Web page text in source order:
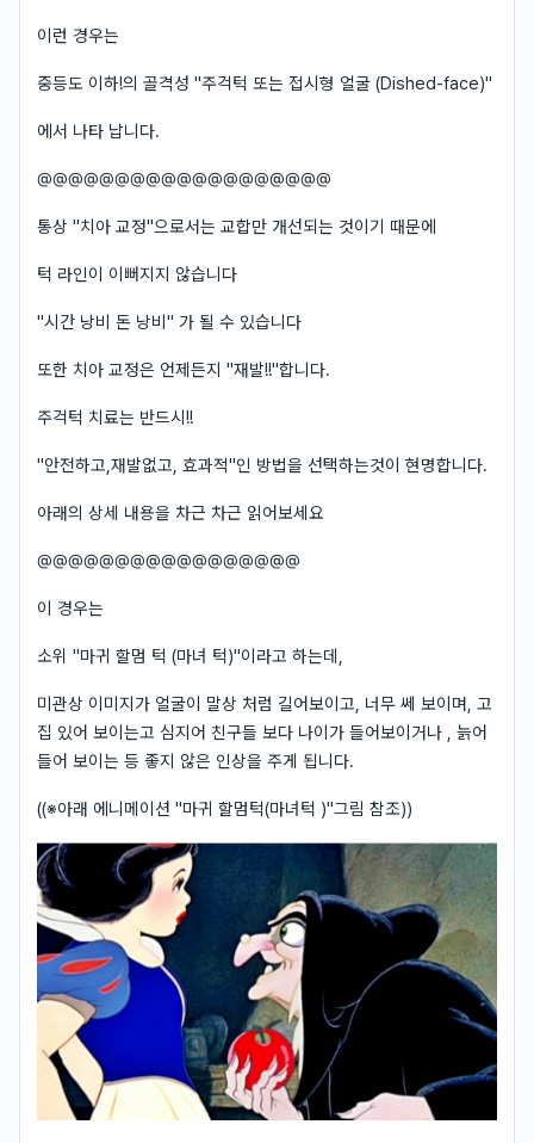
이런 경우는
중등도 이하!의 골격성 "주걱턱 또는 접시형 얼굴 (Dished-face)"
에서 나타 납니다.
@@@@@@@@@@@@@@@@@@@
통상 "치아 교정"으로서는 교합만 개선되는 것이기 때문에
턱 라인이 이뻐지지 않습니다
"시간 낭비 돈 낭비" 가 될 수 있습니다
또한 치아 교정은 언제든지 "재발!!"합니다.
주걱턱 치료는 반드시!!
"안전하고,재발없고, 효과적"인 방법을 선택하는것이 현명합니다.
아래의 상세 내용을 차근 차근 읽어보세요
@@@@@@@@@@@@@@@@@
이 경우는
소위 "마귀 할멈 턱 (마녀 턱)"이라고 하는데,
미관상 이미지가 얼굴이 말상 처럼 길어보이고, 너무 쎄 보이며, 고
집 있어 보이는고 심지어 친구들 보다 나이가 들어보이거나 , 늙어
들어 보이는 등 좋지 않은 인상을 주게 됩니다.
((※아래 에니메이션 "마귀 할멈턱(마녀턱 )"그림 참조))